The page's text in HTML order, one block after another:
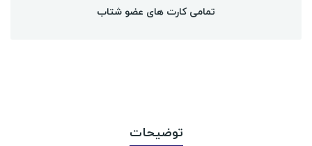
تمامی کارت های عضو شتاب
توضیحات